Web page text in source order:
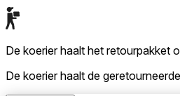
De koerier haalt het retourpakket
De koerier haalt de